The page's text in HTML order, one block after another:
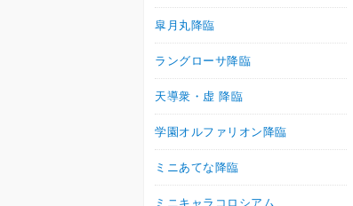
皐月丸降臨
ラングローサ降臨
天導衆・虚 降臨
学園オルファリオン降臨
ミニあてな降臨
ミニキャラコロシアム